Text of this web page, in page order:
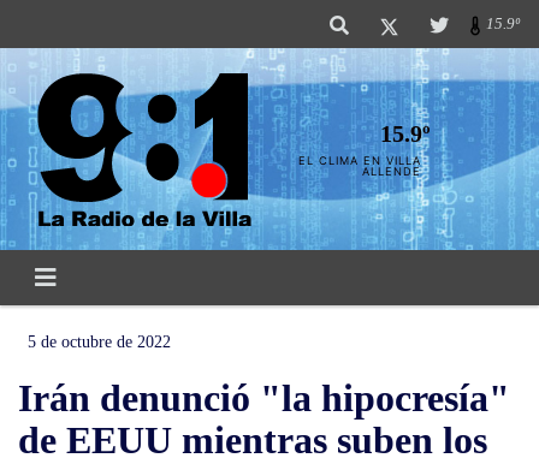
15.9º
15.9º
EL CLIMA EN VILLA
ALLENDE
5 de octubre de 2022
Irán denunció "la hipocresía"
de EEUU mientras suben los